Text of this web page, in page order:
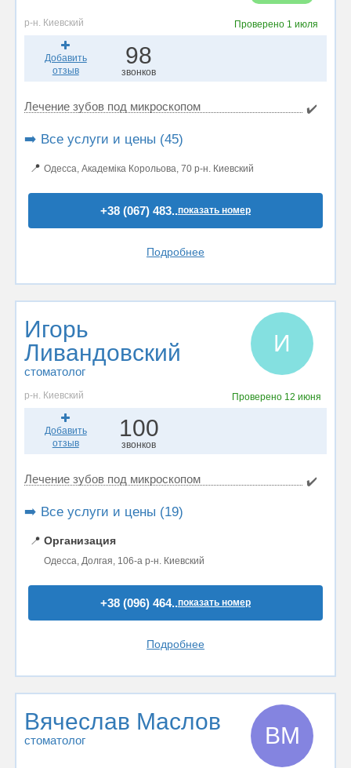
р-н. Киевский Проверено 1 июля
Добавить
отзыв
98
звонков
Лечение зубов под микроскопом ✔️
➡️ Все услуги и цены (45)
📍 Одесса, Академіка Корольова, 70 р-н. Киевский
+38 (067) 483..показать номер
Подробнее
Игорь
Ливандовский
стоматолог
И
р-н. Киевский Проверено 12 июня
Добавить
отзыв
100
звонков
Лечение зубов под микроскопом ✔️
➡️ Все услуги и цены (19)
📍 Организация
Одесса, Долгая, 106-а р-н. Киевский
+38 (096) 464..показать номер
Подробнее
Вячеслав Маслов
стоматолог ВМ